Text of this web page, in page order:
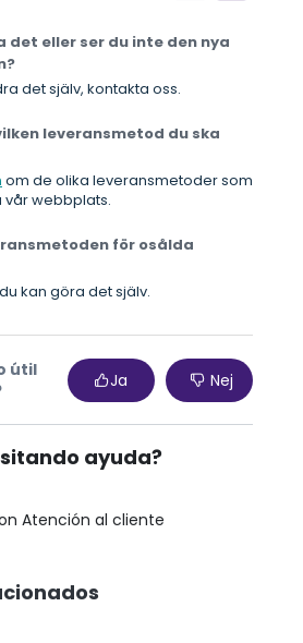
det eller ser du inte den nya
det själv, kontakta oss.
leveransmetod du ska
om de olika leveransmetoder som
vår webbplats.
för osålda
du kan göra det själv.
útil
Ja Nej
ayuda?
Atención al cliente